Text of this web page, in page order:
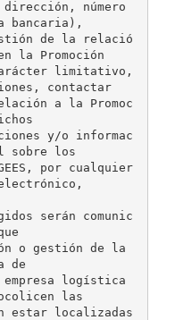
número
bancaria),
de la relació
la Promoción
limitativo,
contactar
a la Promoc
y/o informac
sobre los
por cualquier
serán comunic
o gestión de la
de
logística
las
estar localizadas